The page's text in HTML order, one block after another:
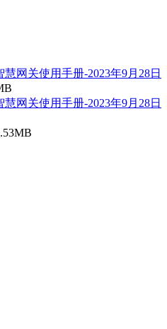
网关使用手册-2023年9月28日
网关使用手册-2023年9月28日